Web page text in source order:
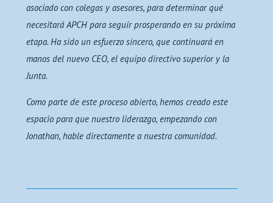
asociado con colegas y asesores, para determinar qué
necesitará APCH para seguir prosperando en su próxima
etapa. Ha sido un esfuerzo sincero, que continuará en
manos del nuevo CEO, el equipo directivo superior y la
Junta.
Como parte de este proceso abierto, hemos creado este
espacio para que nuestro liderazgo, empezando con
Jonathan, hable directamente a nuestra comunidad.